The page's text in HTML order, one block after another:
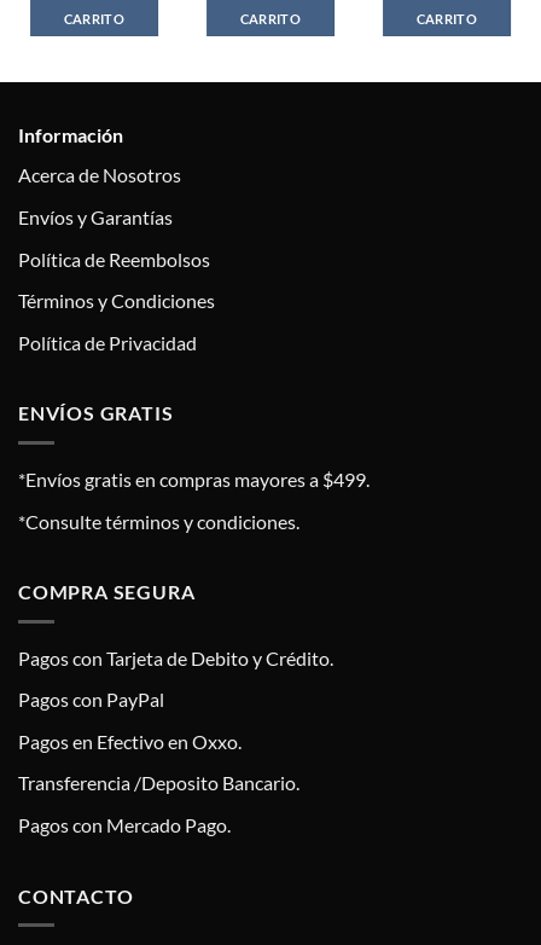
CARRITO
CARRITO
CARRITO
Información
Acerca de Nosotros
Envíos y Garantías
Política de Reembolsos
Términos y Condiciones
Política de Privacidad
ENVÍOS GRATIS
*Envíos gratis en compras mayores a $499.
*Consulte términos y condiciones.
COMPRA SEGURA
Pagos con Tarjeta de Debito y Crédito.
Pagos con PayPal
Pagos en Efectivo en Oxxo.
Transferencia /Deposito Bancario.
Pagos con Mercado Pago.
CONTACTO